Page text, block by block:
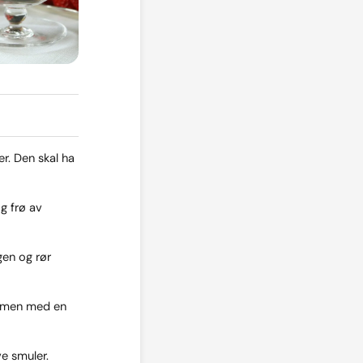
Den skal ha
frø av
og rør
med en
smuler.